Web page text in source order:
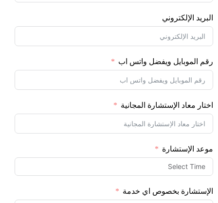
البريد الإلكتروني
رقم الموبايل ويفضل واتس اب
اختار معاد الإستشارة المجانية
موعد الإستشارة
الإستشارة بخصوص اي خدمة